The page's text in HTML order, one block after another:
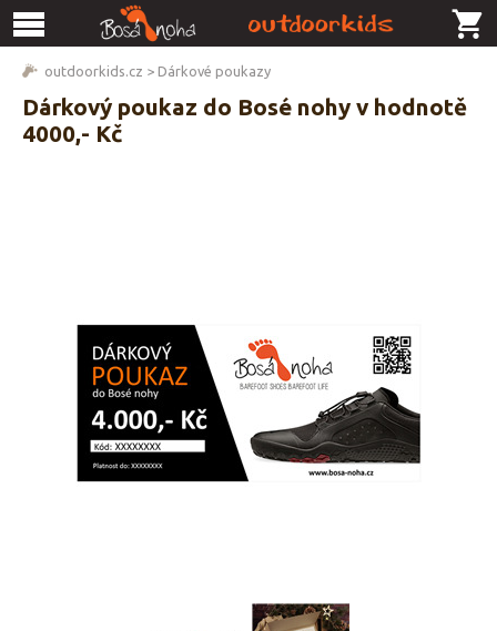
outdoorkids.cz > Dárkové poukazy
Dárkový poukaz do Bosé nohy v hodnotě
4000,- Kč